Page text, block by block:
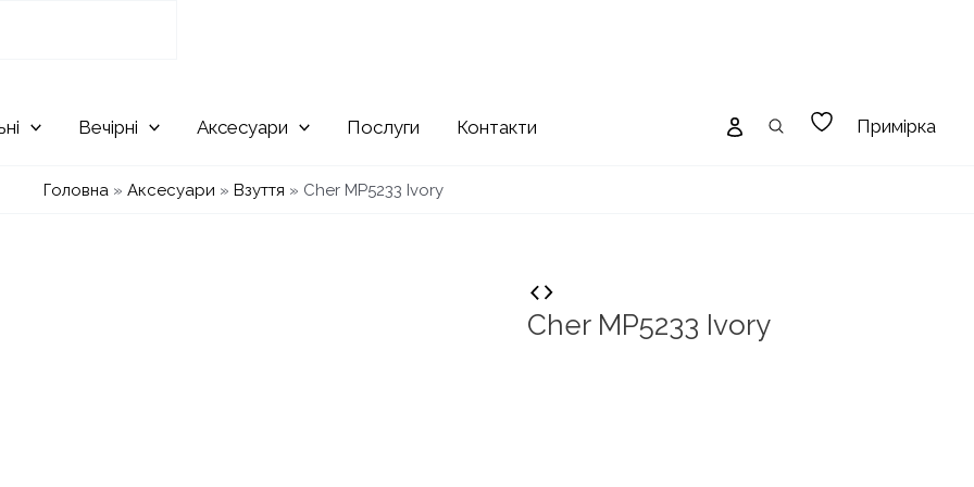
Вечірні Аксесуари Послуги Контакти Примірка
Головна » Аксесуари » Взуття » Cher MP5233 Ivory
Cher MP5233 Ivory